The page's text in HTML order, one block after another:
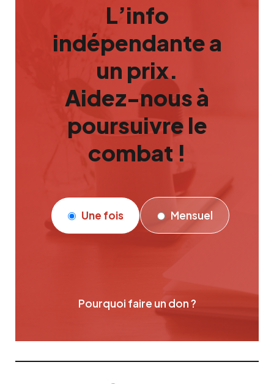
L’info
indépendante a
un prix.
Aidez-nous à
poursuivre le
combat !
Une fois Mensuel
Pourquoi faire un don ?